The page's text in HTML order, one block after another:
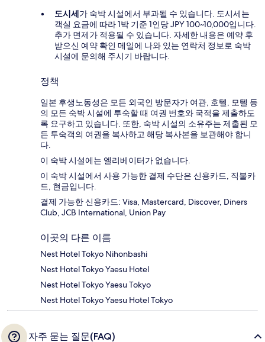
도시세가 숙박 시설에서 부과될 수 있습니다. 도시세는
객실 요금에 따라 1박 기준 1인당 JPY 100~10,000입니다.
추가 면제가 적용될 수 있습니다. 자세한 내용은 예약 후
받으신 예약 확인 메일에 나와 있는 연락처 정보로 숙박
시설에 문의해 주시기 바랍니다.
정책
일본 후생노동성은 모든 외국인 방문자가 여관, 호텔, 모텔 등
의 모든 숙박 시설에 투숙할 때 여권 번호와 국적을 제출하도
록 요구하고 있습니다. 또한, 숙박 시설의 소유주는 제출된 모
든 투숙객의 여권을 복사하고 해당 복사본을 보관해야 합니
다.
이 숙박 시설에는 엘리베이터가 없습니다.
이 숙박 시설에서 사용 가능한 결제 수단은 신용카드, 직불카
드, 현금입니다.
결제 가능한 신용카드: Visa, Mastercard, Discover, Diners
Club, JCB International, Union Pay
이곳의 다른 이름
Nest Hotel Tokyo Nihonbashi
Nest Hotel Tokyo Yaesu Hotel
Nest Hotel Tokyo Yaesu Tokyo
Nest Hotel Tokyo Yaesu Hotel Tokyo
자주 묻는 질문(FAQ)